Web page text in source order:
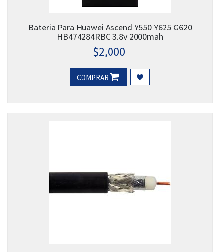
Bateria Para Huawei Ascend Y550 Y625 G620
HB474284RBC 3.8v 2000mah
$2,000
COMPRAR